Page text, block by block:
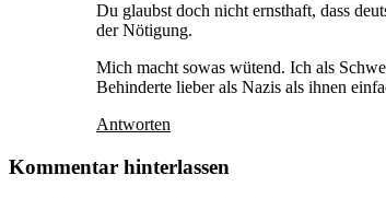
Du glaubst doch nicht ernsthaft, dass
der Nötigung.
Mich macht sowas wütend. Ich als
Behinderte lieber als Nazis als ihnen
Antworten
Kommentar hinterlassen